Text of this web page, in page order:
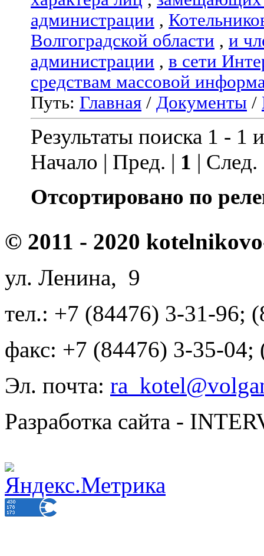
администрации ,
Волгоградской области , и
администрации , в сети
средствам массовой
Путь: Главная / Документы /
Результаты поиска 1 - 1
Начало | Пред. | 1 |
Отсортировано по
© 2011 - 2020
ул. Ленина, 9
тел.: +7 (84476) 3-31-96;
факс: +7 (84476) 3-35-04;
Эл. почта:
Разработка сайта -